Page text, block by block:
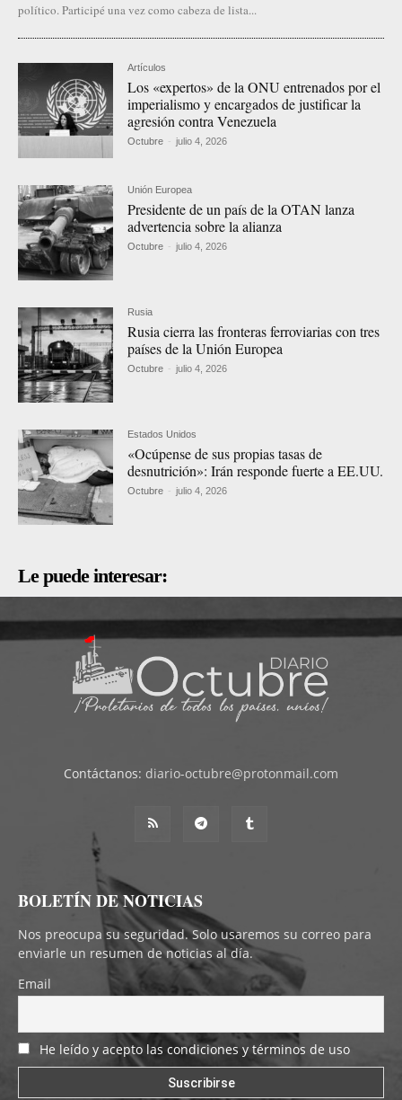
político. Participé una vez como cabeza de lista...
Artículos
Los «expertos» de la ONU entrenados por el
imperialismo y encargados de justificar la
agresión contra Venezuela
Octubre - julio 4, 2026
Unión Europea
Presidente de un país de la OTAN lanza
advertencia sobre la alianza
Octubre - julio 4, 2026
Rusia
Rusia cierra las fronteras ferroviarias con tres
países de la Unión Europea
Octubre - julio 4, 2026
Estados Unidos
«Ocúpense de sus propias tasas de
desnutrición»: Irán responde fuerte a EE.UU.
Octubre - julio 4, 2026
Le puede interesar:
Contáctanos: diario-octubre@protonmail.com
BOLETÍN DE NOTICIAS
Nos preocupa su seguridad. Solo usaremos su correo para
enviarle un resumen de noticias al día.
Email
He leído y acepto las condiciones y términos de uso